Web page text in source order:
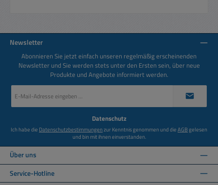
Newsletter
Abonnieren Sie jetzt einfach unseren regelmäßig erscheinenden
Newsletter und Sie werden stets unter den Ersten sein, über neue
Produkte und Angebote informiert werden.
Mail-
Datenschutz
Ich habe die Datenschutzbestimmungenzur Kenntnis genommen und dieAGBgelesen
und bin mit ihnen einverstanden.
Über uns
Service-Hotline